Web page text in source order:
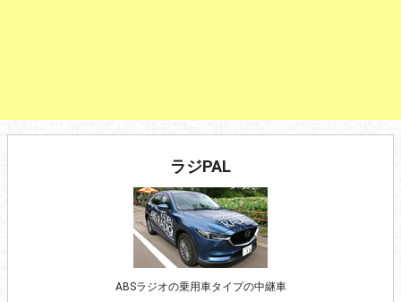
ラジPAL
ABSラジオの乗用車タイプの中継車